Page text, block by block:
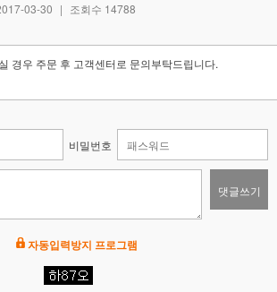
03-30 | 조회수 14788
경우 주문 후 고객센터로 문의부탁드립니다.
비밀번호
댓글쓰기
자동입력방지 프로그램